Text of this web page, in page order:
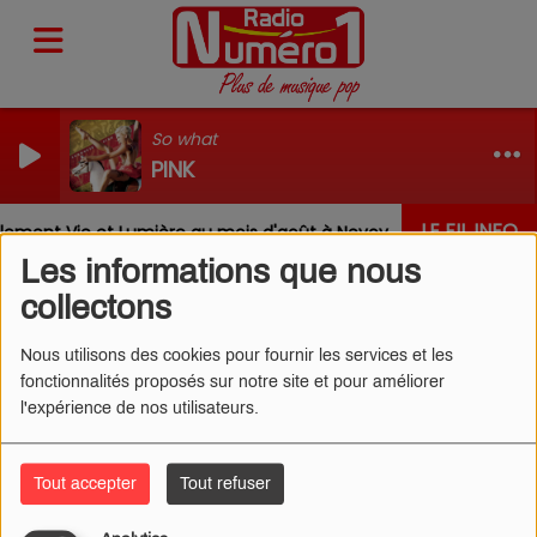
Les informations que nous
collectons
Nous utilisons des cookies pour fournir les services et les
fonctionnalités proposés sur notre site et pour améliorer
l'expérience de nos utilisateurs.
Tout accepter Tout refuser
So what
PINK
LE FIL INFO
Vie et Lumière au mois d'août à Nevoy Louis,
GIMS - NINAO (CLIP)